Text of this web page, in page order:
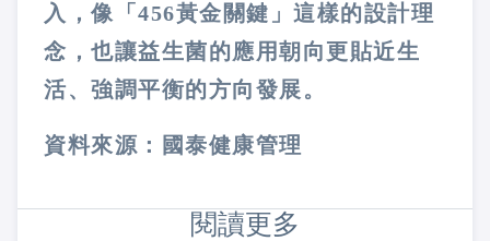
入，像「456黃金關鍵」這樣的設計理
念，也讓益生菌的應用朝向更貼近生
活、強調平衡的方向發展。
資料來源：國泰健康管理
閱讀更多